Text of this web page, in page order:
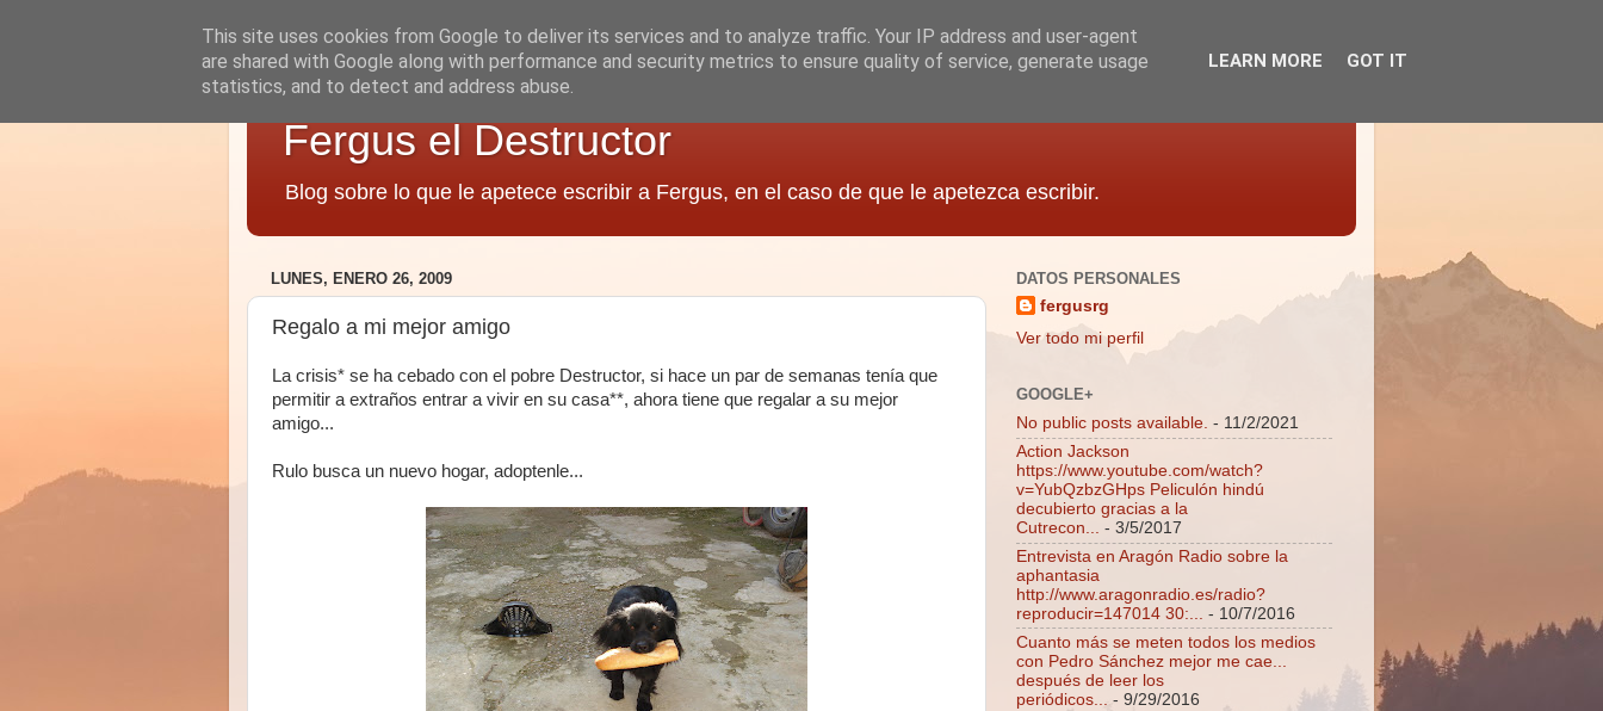
Fergus el Destructor
Blog sobre lo que le apetece escribir a Fergus, en el caso de que le apetezca escribir.
LUNES, ENERO 26, 2009
Regalo a mi mejor amigo
La crisis* se ha cebado con el pobre Destructor, si hace un par de semanas tenía que
permitir a extraños entrar a vivir en su casa**, ahora tiene que regalar a su mejor
amigo...
Rulo busca un nuevo hogar, adoptenle...
DATOS PERSONALES
fergusrg
Ver todo mi perfil
GOOGLE+
No public posts available. - 11/2/2021
Action Jackson
https://www.youtube.com/watch?
v=YubQzbzGHps Peliculón hindú
decubierto gracias a la
Cutrecon... - 3/5/2017
Entrevista en Aragón Radio sobre la
aphantasia
http://www.aragonradio.es/radio?
reproducir=147014 30:...
- 10/7/2016
Cuanto más se meten todos los medios
con Pedro Sánchez mejor me cae...
después de leer los
periódicos...
- 9/29/2016
This site uses cookies from Google to deliver its services and to analyze traffic. Your IP address and user-agent
are shared with Google along with performance and security metrics to ensure quality of service, generate usage
statistics, and to detect and address abuse.
LEARN MORE GOT IT